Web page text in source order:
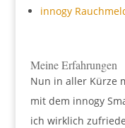
innogy
Meine Erfahrungen
Nun in aller Kürze
mit dem innogy
ich wirklich